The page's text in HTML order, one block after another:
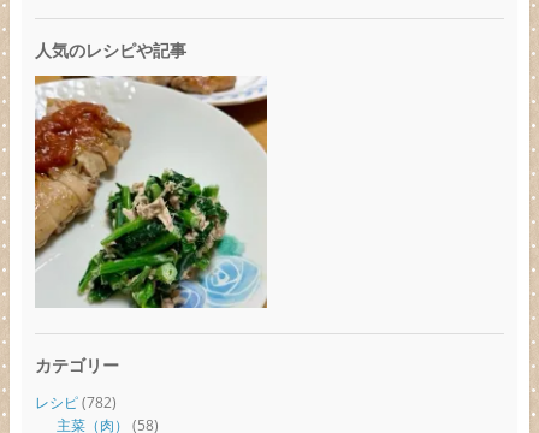
人気のレシピや記事
カテゴリー
レシピ(782)
主菜（肉） (58)